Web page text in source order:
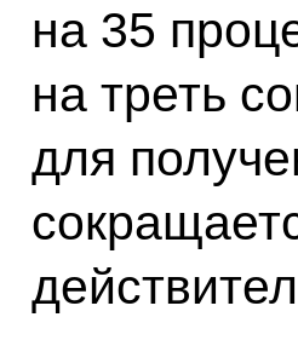
на 35
на треть
для